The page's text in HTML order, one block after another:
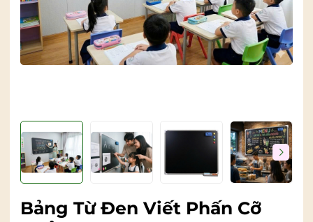
Bảng Từ Đen Viết Phấn Cỡ